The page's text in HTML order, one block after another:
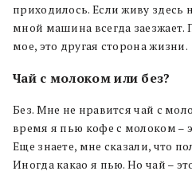
приходилось. Если живу здесь
мной машина всегда заезжает.
мое, это другая сторона жизни.
Чай с молоком или без?
Без. Мне не нравится чай с
время я пью кофе с молоком –
Еще знаете, мне сказали, что
Иногда какао я пью. Но чай –